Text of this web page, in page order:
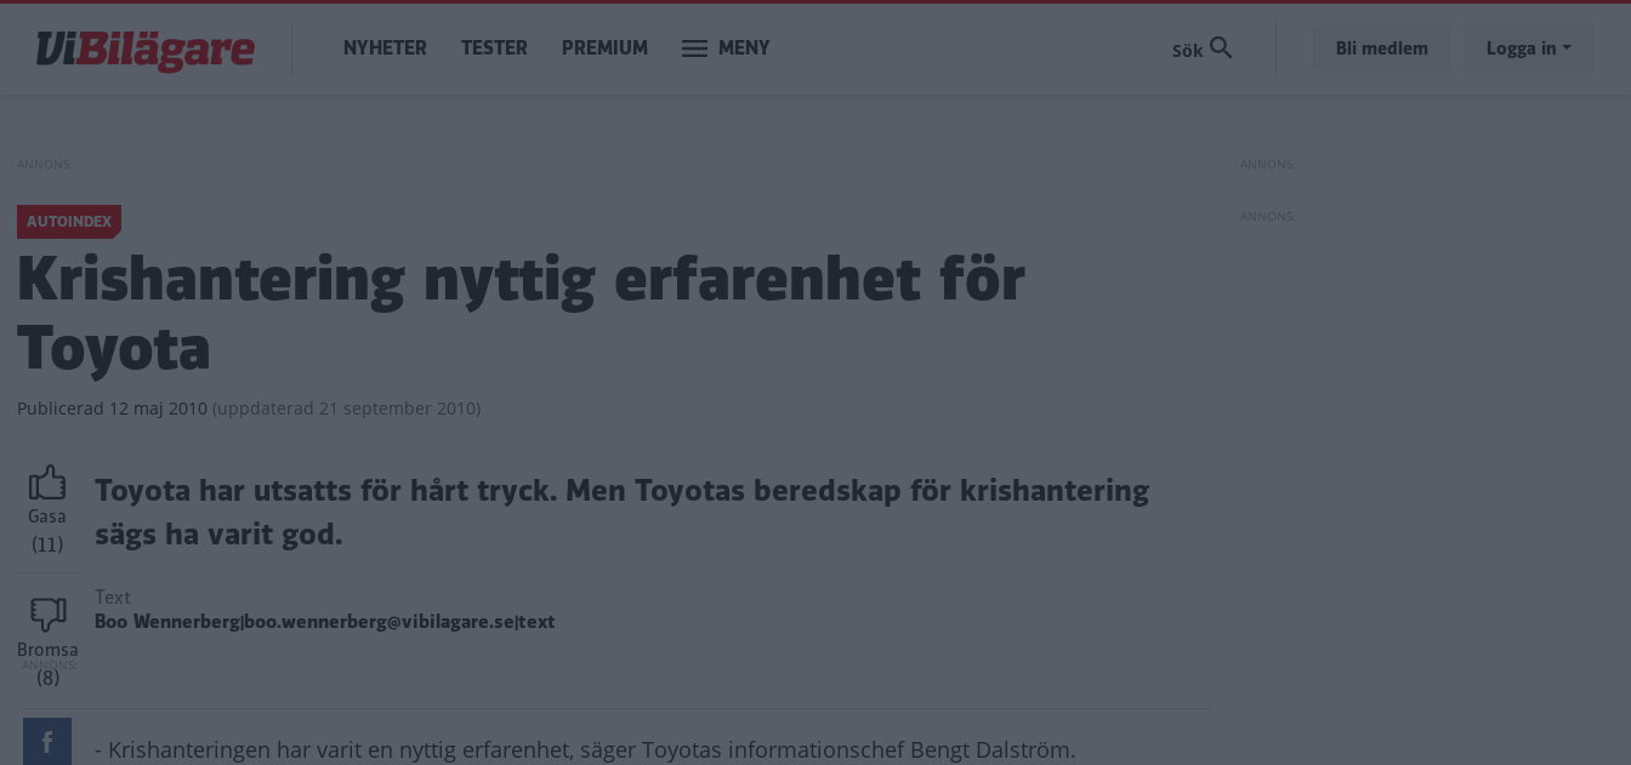
huvudinnehåll
Main
navigation
NYHETER TESTER PREMIUM MENY Bli medlem Logga in
AUTOINDEX
Krishantering nyttig erfarenhet för
Toyota
Publicerad 12 maj 2010 (uppdaterad 21 september 2010)
Gasa
(11)
Bromsa
(8)
Toyota har utsatts för hårt tryck. Men Toyotas beredskap för krishantering
sägs ha varit god.
Text
Boo Wennerberg|boo.wennerberg@vibilagare.se|text
- Krishanteringen har varit en nyttig erfarenhet, säger Toyotas informationschef Bengt Dalström.